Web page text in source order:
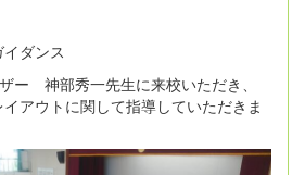
ダンス
ー 神部秀一先生に来校いただき、
アウトに関して指導していただきま